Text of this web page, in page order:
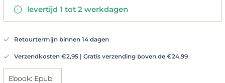
levertijd 1 tot 2 werkdagen
Retourtermijn binnen 14 dagen
Verzendkosten €2,95 | Gratis verzending boven de €24,99
Ebook: Epub